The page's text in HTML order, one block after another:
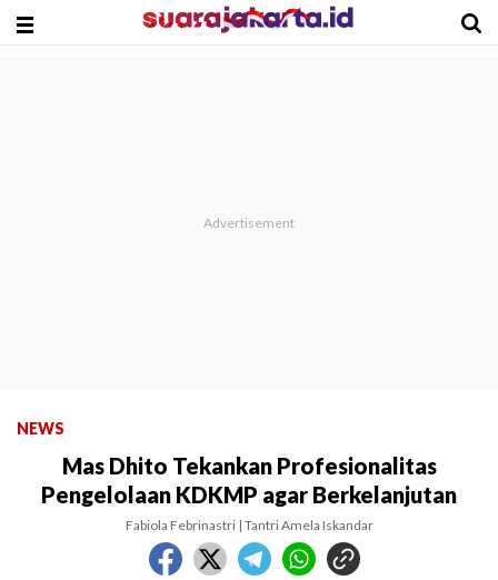
NEWS
Mas Dhito Tekankan Profesionalitas
Pengelolaan KDKMP agar Berkelanjutan
Fabiola Febrinastri | Tantri Amela Iskandar